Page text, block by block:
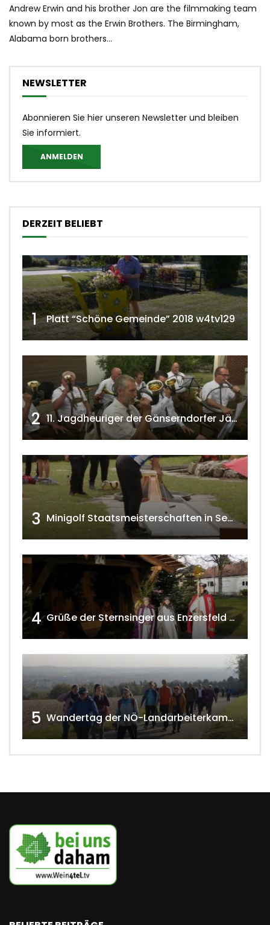
Andrew Erwin and his brother Jon are the filmmaking team
known by most as the Erwin Brothers. The Birmingham,
Alabama born brothers...
NEWSLETTER
Abonnieren Sie hier unseren Newsletter und bleiben
Sie informiert.
ANMELDEN
DERZEIT BELIEBT
1 Platt “Schöne Gemeinde” 2018 w4tv129
2 11. Jagdheuriger der Gänserndorfer Jäger 2020 w4tv166
3 Minigolf Staatsmeisterschaften in Seefeld-Kadolz w4tv174
4 Grüße der Sternsinger aus Enzersfeld – Klein-Engersdorf 2021 w4tv169
5 Wandertag der NÖ-Landarbeiterkammer in Hollabrunn 2024